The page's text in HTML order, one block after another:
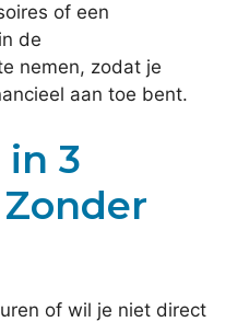
of een
de
nemen, zodat je
aan toe bent.
in 3
of wil je niet direct